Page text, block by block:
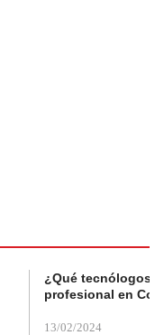
¿Qué tecnólogos
profesional en
13/02/2024